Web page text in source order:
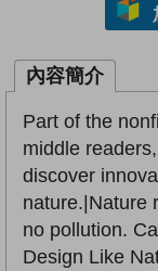
內容簡介
Part of the
middle
discover
nature.|Nature
no pollution.
Design Like